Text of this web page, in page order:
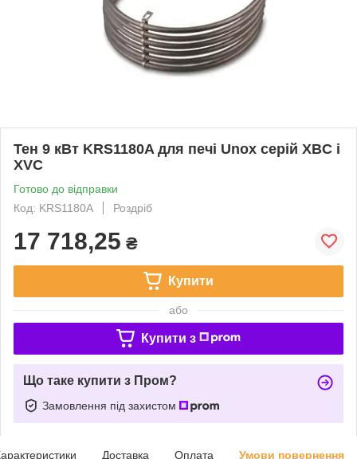
Тен 9 кВт KRS1180A для печі Unox серій XBC і
XVC
Готово до відправки
Код: KRS1180A
Роздріб
17 718,25 ₴
Купити
або
Купити з
Що таке купити з Пром?
Замовлення під захистом
Доставка Оплата Умови повернення